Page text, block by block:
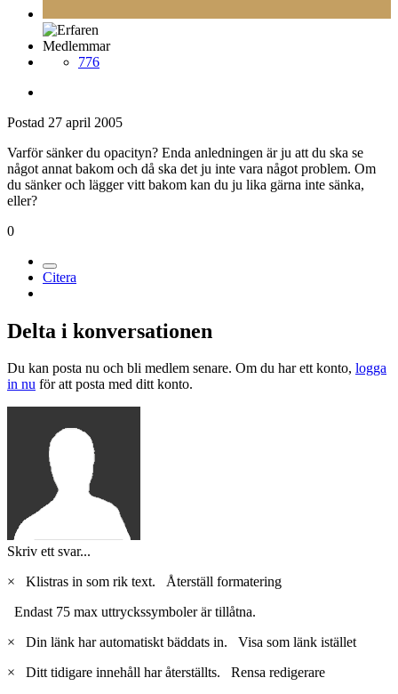
Medlemmar
776
Postad 27 april 2005
Varför sänker du opacityn? Enda anledningen är ju att du ska se
något annat bakom och då ska det ju inte vara något problem. Om
du sänker och lägger vitt bakom kan du ju lika gärna inte sänka,
eller?
0
Citera
Delta i konversationen
Du kan posta nu och bli medlem senare. Om du har ett konto, logga
in nu för att posta med ditt konto.
Skriv ett svar...
×
Klistras in som rik text. Återställ formatering
Endast 75 max uttryckssymboler är tillåtna.
×
Din länk har automatiskt bäddats in. Visa som länk istället
×
Ditt tidigare innehåll har återställts. Rensa redigerare